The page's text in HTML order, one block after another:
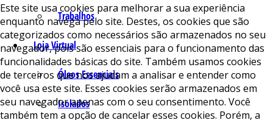
Trabalhos
Loja Virtual
Óleos Essenciais
Isolados
Este site usa cookies para melhorar a sua experiência
enquanto navega pelo site. Destes, os cookies que são
categorizados como necessários são armazenados no seu
navegador, pois são essenciais para o funcionamento das
funcionalidades básicas do site. Também usamos cookies
de terceiros que nos ajudam a analisar e entender como
você usa este site. Esses cookies serão armazenados em
seu navegador apenas com o seu consentimento. Você
também tem a opção de cancelar esses cookies. Porém, a